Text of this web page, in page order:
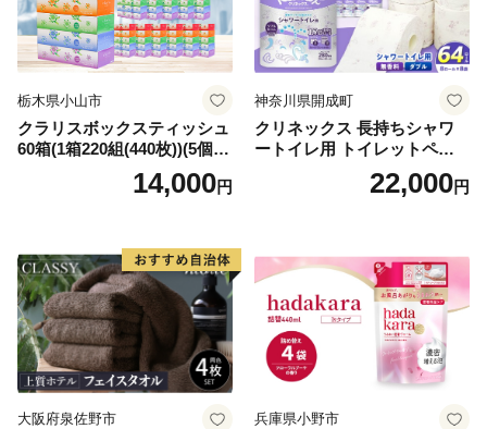
栃木県小山市
クラリスボックスティッシュ
60箱(1箱220組(440枚))(5個入
り×12セット)【1256759】
14,000円
神奈川県開成町
クリネックス 長持ちシャワ
ートイレ用 トイレットペー
パー（ダブル）64ロール(8ロ
ール×8パック) 開成町 トイレ
蓄 防災 エコ 消耗品 生活雑貨
生活用品 無香料 トイレット
ペーパー ダブル といれっと
ぺーぱー トイレ クレシア ト
イレットペーパー [BDBH002
-1]
22,000円
大阪府泉佐野市 兵庫県小野市